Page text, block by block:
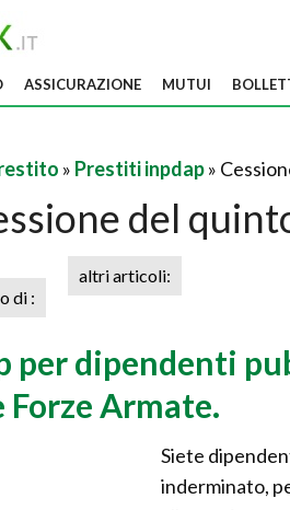
ASSICURAZIONE MUTUI
» Prestiti inpdap»
del
di :
altri articoli:
per dipendenti
Forze Armate.
Siete
inderminato,